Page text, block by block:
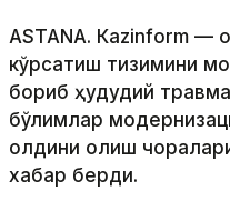
ASTANА. Кazinform —
кўрсатиш тизимини
бориб ҳудудий
бўлимлар
олдини олиш
хабар берди.